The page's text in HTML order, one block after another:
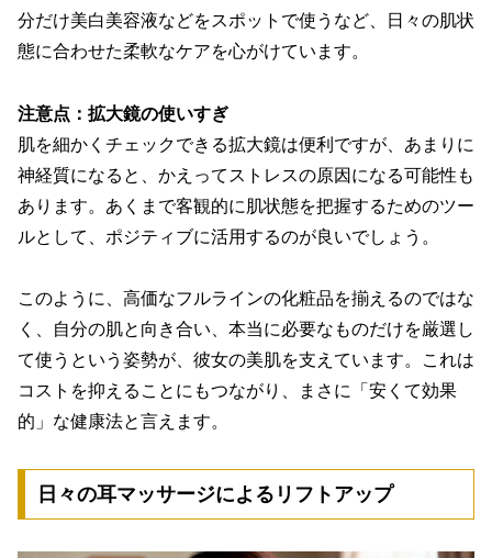
分だけ美白美容液などをスポットで使うなど、日々の肌状
態に合わせた柔軟なケアを心がけています。
注意点：拡大鏡の使いすぎ
肌を細かくチェックできる拡大鏡は便利ですが、あまりに
神経質になると、かえってストレスの原因になる可能性も
あります。あくまで客観的に肌状態を把握するためのツー
ルとして、ポジティブに活用するのが良いでしょう。
このように、高価なフルラインの化粧品を揃えるのではな
く、
自分の肌と向き合い、本当に必要なものだけを厳選し
て使う という姿勢が、彼女の美肌を支えています。これは
コストを抑えることにもつながり、まさに「安くて効果
的」な健康法と言えます。
日々の耳マッサージによるリフトアップ